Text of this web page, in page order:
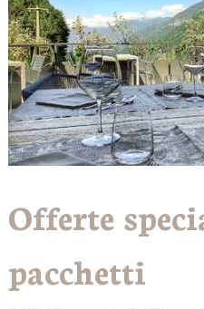
Offerte
pacchetti